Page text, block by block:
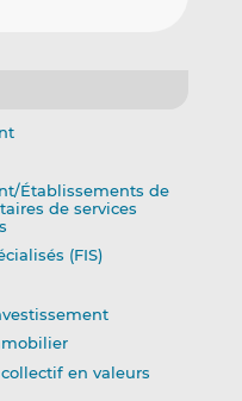
Établissements de
de services
(FIS)
en valeurs